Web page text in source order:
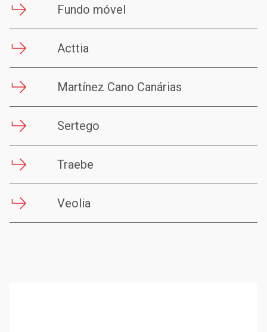
Fundo móvel
Acttia
Martínez Cano Canárias
Sertego
Traebe
Veolia